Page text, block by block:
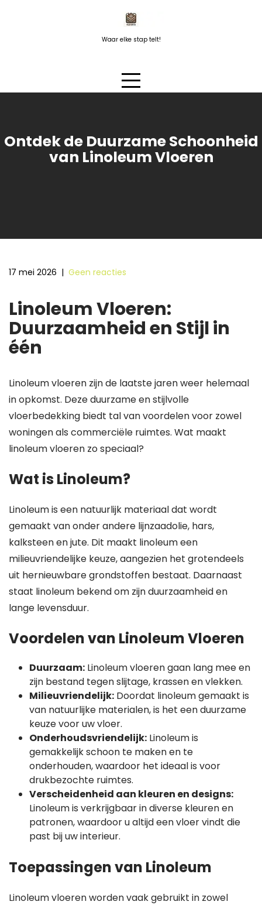
Waar elke stap telt!
Ontdek de Duurzame Schoonheid
van Linoleum Vloeren
17 mei 2026 | Geen reacties
Linoleum Vloeren:
Duurzaamheid en Stijl in
één
Linoleum vloeren zijn de laatste jaren weer helemaal
in opkomst. Deze duurzame en stijlvolle
vloerbedekking biedt tal van voordelen voor zowel
woningen als commerciële ruimtes. Wat maakt
linoleum vloeren zo speciaal?
Wat is Linoleum?
Linoleum is een natuurlijk materiaal dat wordt
gemaakt van onder andere lijnzaadolie, hars,
kalksteen en jute. Dit maakt linoleum een
milieuvriendelijke keuze, aangezien het grotendeels
uit hernieuwbare grondstoffen bestaat. Daarnaast
staat linoleum bekend om zijn duurzaamheid en
lange levensduur.
Voordelen van Linoleum Vloeren
Duurzaam: Linoleum vloeren gaan lang mee en
zijn bestand tegen slijtage, krassen en vlekken.
Milieuvriendelijk: Doordat linoleum gemaakt is
van natuurlijke materialen, is het een duurzame
keuze voor uw vloer.
Onderhoudsvriendelijk: Linoleum is
gemakkelijk schoon te maken en te
onderhouden, waardoor het ideaal is voor
drukbezochte ruimtes.
Verscheidenheid aan kleuren en designs:
Linoleum is verkrijgbaar in diverse kleuren en
patronen, waardoor u altijd een vloer vindt die
past bij uw interieur.
Toepassingen van Linoleum
Linoleum vloeren worden vaak gebruikt in zowel